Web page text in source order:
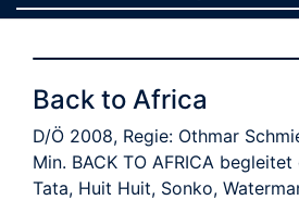
Back to Africa
D/Ö 2008, Regie: Othmar
Min. BACK TO AFRICA
Tata, Huit Huit, Sonko,